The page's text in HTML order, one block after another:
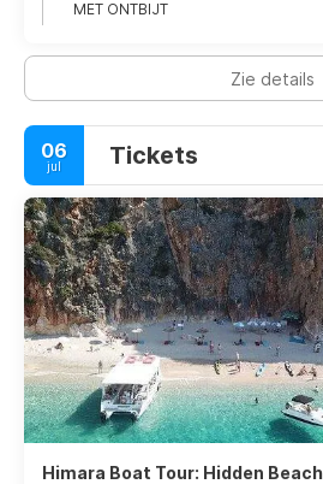
MET ONTBIJT
Zie details
06
jul Tickets
Himara Boat Tour: Hidden